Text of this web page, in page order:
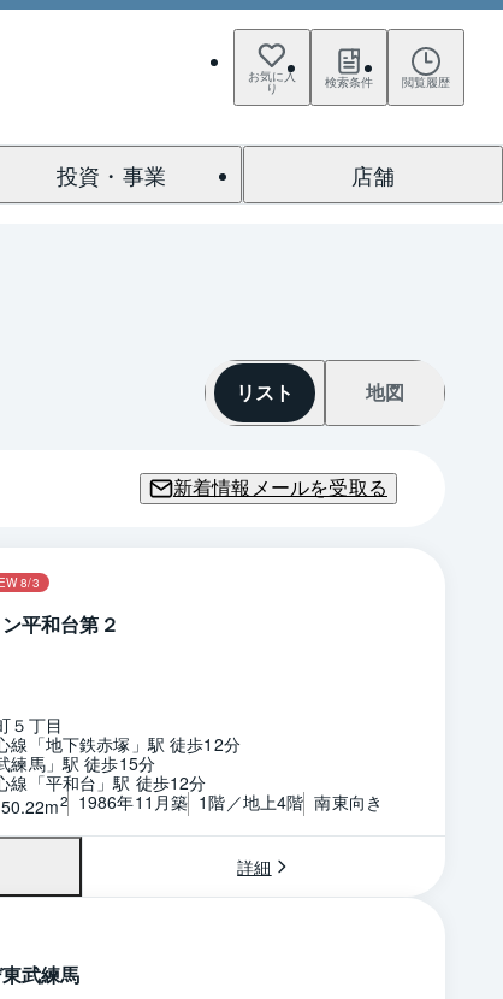
お気に入
り 検索条件 閲覧履歴
投資・事業 店舗
リスト 地図
新着情報メールを受取る
8/3
平和台第２
５丁目
線「地下鉄赤塚」駅 徒歩12分
練馬」駅 徒歩15分
線「平和台」駅 徒歩12分
50.22m2 1986年11月築 1階／地上4階 南東向き
詳細
武練馬